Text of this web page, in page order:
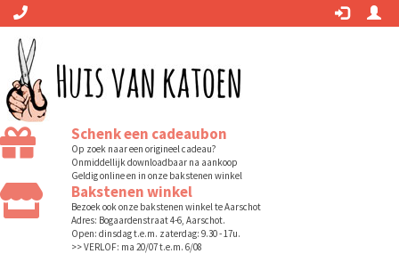
Schenk een cadeaubon
Op zoek naar een origineel cadeau?
Onmiddellijk downloadbaar na aankoop
Geldig online en in onze bakstenen winkel
Bakstenen winkel
Bezoek ook onze bakstenen winkel te Aarschot
Adres: Bogaardenstraat 4-6, Aarschot.
Open: dinsdag t.e.m. zaterdag: 9.30 - 17u.
>> VERLOF: ma 20/07 t.e.m. 6/08